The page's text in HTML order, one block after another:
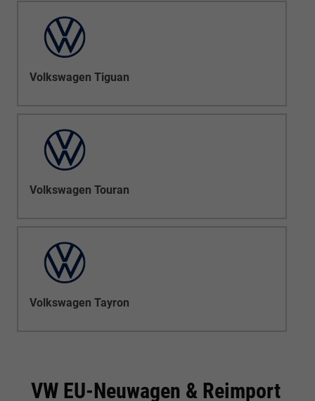
Volkswagen Tiguan
Volkswagen Touran
Volkswagen Tayron
VW EU-Neuwagen & Reimport